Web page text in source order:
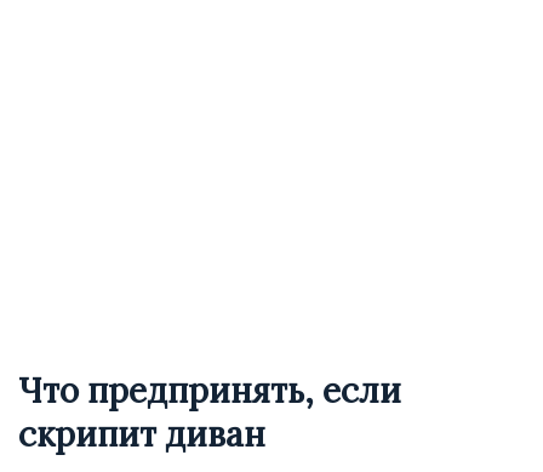
Что предпринять, если
скрипит диван